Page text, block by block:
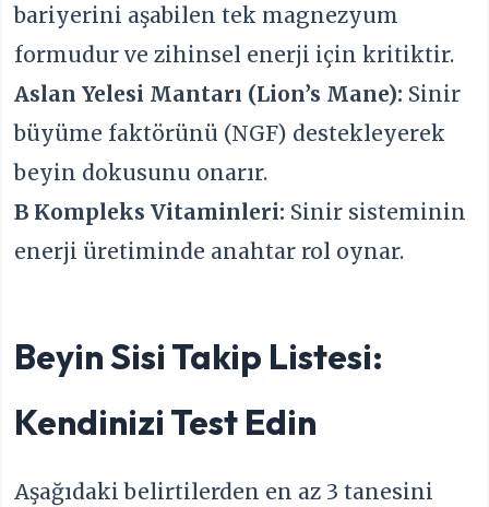
bariyerini aşabilen tek magnezyum
formudur ve zihinsel enerji için kritiktir.
Aslan Yelesi Mantarı (Lion’s Mane): Sinir
büyüme faktörünü (NGF) destekleyerek
beyin dokusunu onarır.
B Kompleks Vitaminleri: Sinir sisteminin
enerji üretiminde anahtar rol oynar.
Beyin Sisi Takip Listesi:
Kendinizi Test Edin
Aşağıdaki belirtilerden en az 3 tanesini